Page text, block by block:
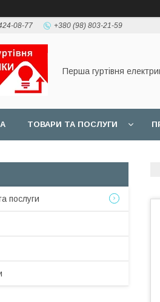
08-77 +380 (98) 803-21-59
Перша гуртівня
ТОВАРИ ТА ПОСЛУГИ
послуги